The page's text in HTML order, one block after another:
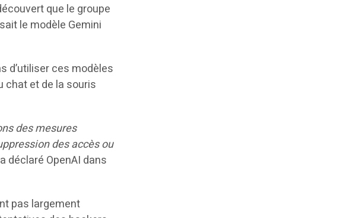
que le groupe
le modèle Gemini
d’utiliser ces modèles
chat et de la souris
des mesures
des accès ou
déclaré OpenAI dans
pas largement